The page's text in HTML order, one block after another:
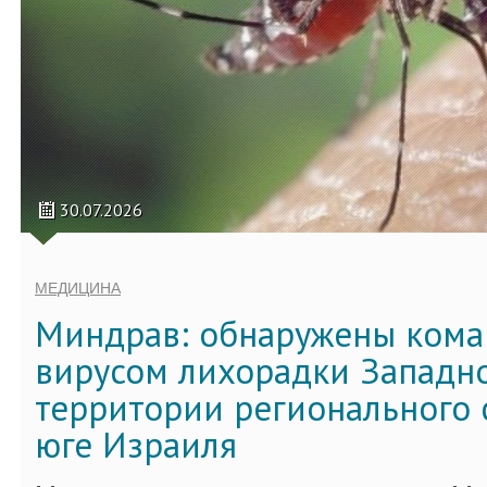
30.07.2026
МЕДИЦИНА
Миндрав: обнаружены
вирусом лихорадки
территории регионального
юге Израиля